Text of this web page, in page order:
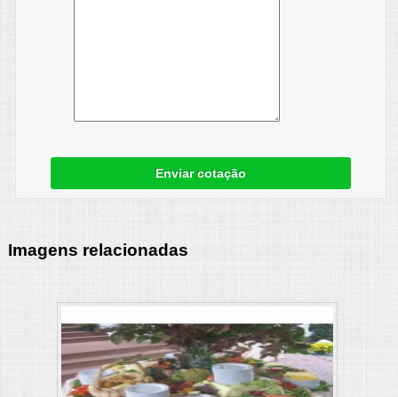
Enviar cotação
Imagens relacionadas